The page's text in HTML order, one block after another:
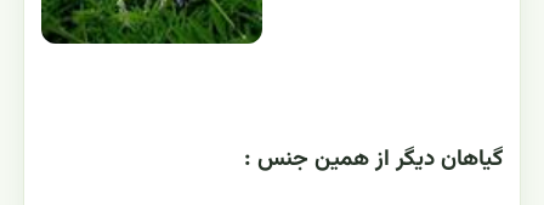
گياهان ديگر از همين جنس :